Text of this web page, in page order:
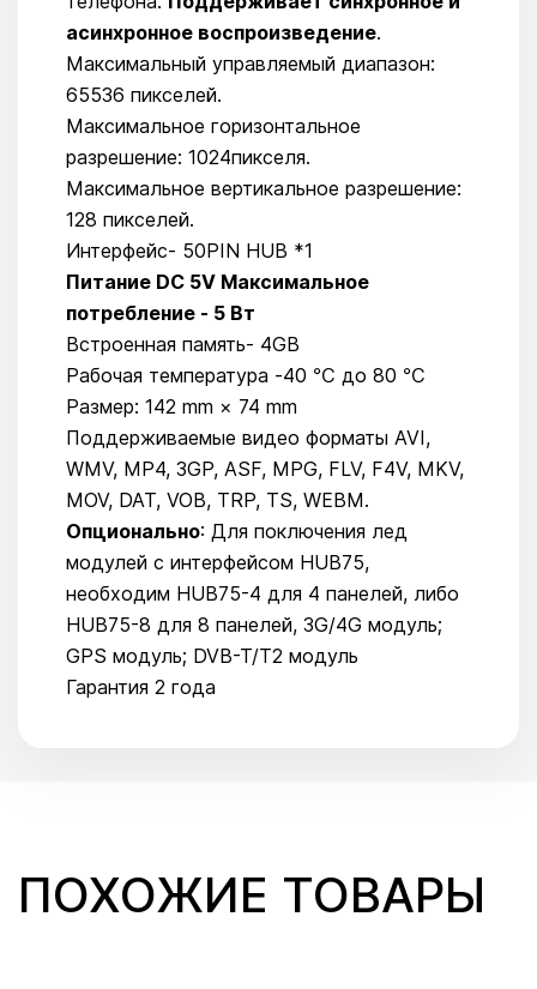
асинхронное воспроизведение.
Максимальный управляемый диапазон:
65536 пикселей.
Максимальное горизонтальное
разрешение: 1024пикселя.
Максимальное вертикальное разрешение:
128 пикселей.
Интерфейс- 50PIN HUB *1
Питание DC 5V Максимальное
потребление - 5 Вт
Встроенная память- 4GB
Рабочая температура -40 ℃ до 80 ℃
Размер: 142 mm × 74 mm
Поддерживаемые видео форматы AVI,
WMV, MP4, 3GP, ASF, MPG, FLV, F4V, MKV,
MOV, DAT, VOB, TRP, TS, WEBM.
Опционально: Для поключения лед
модулей с интерфейсом HUB75,
необходим HUB75-4 для 4 панелей, либо
HUB75-8 для 8 панелей, 3G/4G модуль;
GPS модуль; DVB-T/T2 модуль
Гарантия 2 года
ПОХОЖИЕ ТОВАРЫ